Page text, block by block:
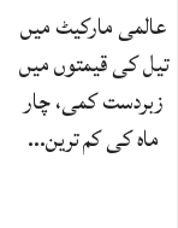
عالمی مارکیٹ میں
تیل کی قیمتوں میں
زبردست کمی، چار
ماہ کی کم ترین…